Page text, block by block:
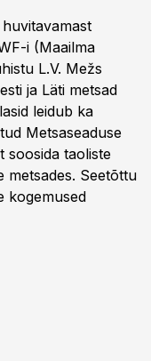
i (Maailma
L.V. Mežs
ja Läti metsad
leidub ka
Metsaseaduse
soosida taoliste
metsades. Seetõttu
kogemused